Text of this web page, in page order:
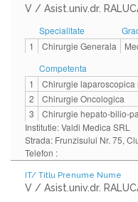
V / Asist.univ.dr.
Specialitate
1
Chirurgie Generala
Competenta
1
Chirurgie laparoscopica
2
Chirurgie Oncologica
3
Chirurgie hepato-bilio-
Institutie: Valdi Medica SRL
Strada: Frunzisului Nr. 75,
Telefon :
IT/ Titlu Prenume Nume
V / Asist.univ.dr.